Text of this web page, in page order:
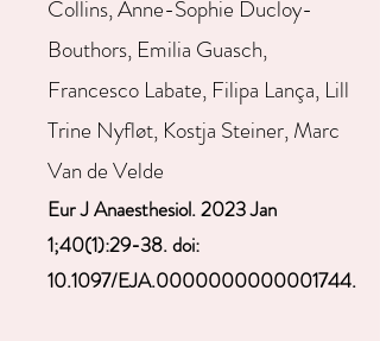
Collins, Anne-Sophie Ducloy-
Bouthors, Emilia Guasch,
Francesco Labate, Filipa Lança, Lill
Trine Nyfløt, Kostja Steiner, Marc
Van de Velde
Eur J Anaesthesiol. 2023 Jan
1;40(1):29-38. doi:
10.1097/EJA.0000000000001744.